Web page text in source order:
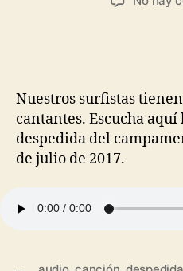
Nuestros surfistas
cantantes. Escucha
despedida del
de julio de 2017.